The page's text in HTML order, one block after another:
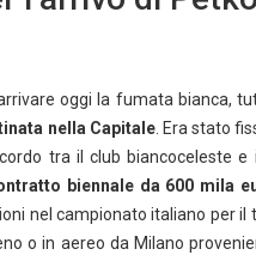
oggi la fumata bianca,
nella Capitale. Era stato
tra il club biancoceleste
biennale da 600 mila
nel campionato italiano per il
o in aereo da Milano